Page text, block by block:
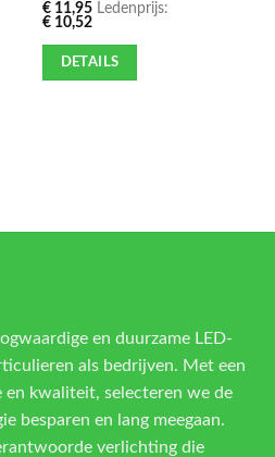
€11,95Ledenprijs:
€10,52
DETAILS
en duurzame LED-
als bedrijven. Met een
kwaliteit, selecteren we de
besparen en lang meegaan.
verlichting die